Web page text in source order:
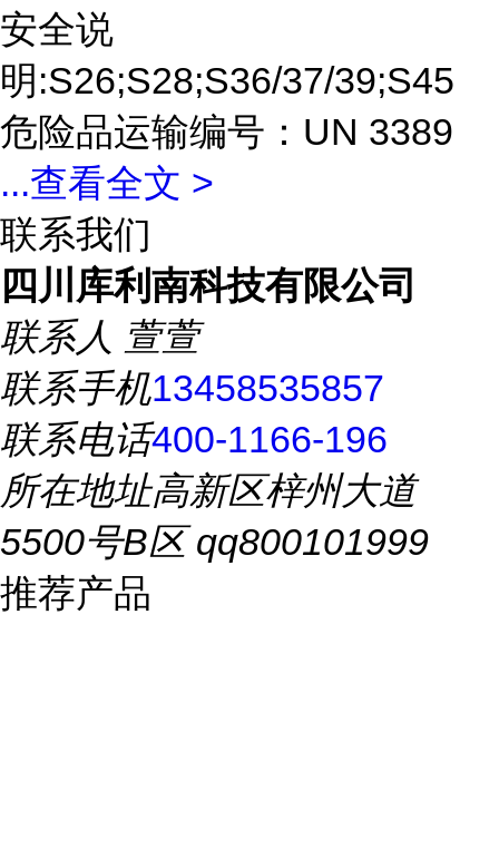
安全说
明:S26;S28;S36/37/39;S45
危险品运输编号：UN 3389
...查看全文 >
联系我们
四川库利南科技有限公司
联系人 萱萱
联系手机13458535857
联系电话400-1166-196
所在地址高新区梓州大道
5500号B区 qq800101999
推荐产品